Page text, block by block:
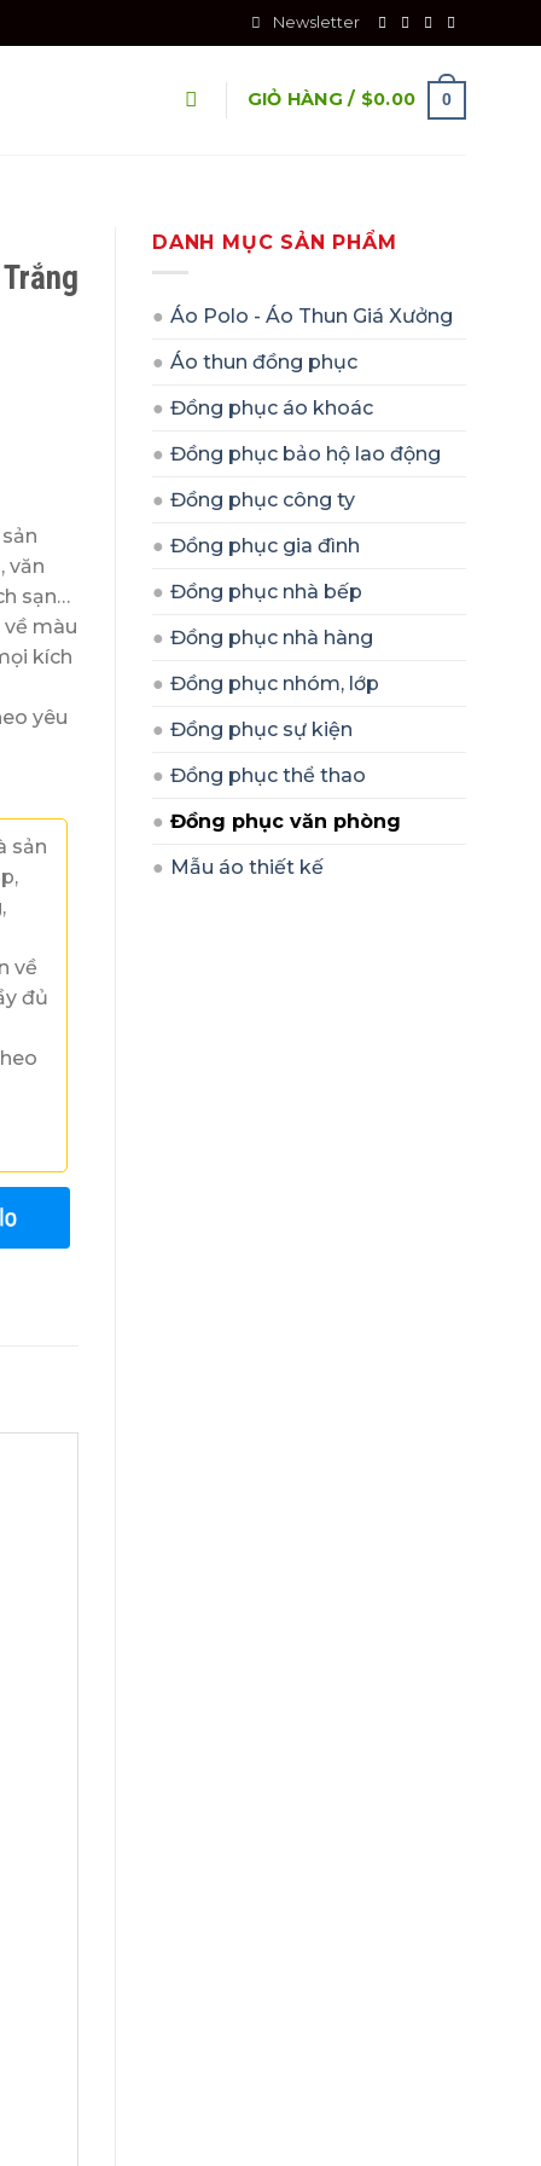
Newsletter
GIỎ HÀNG / $0.00 0
DANH MỤC SẢN PHẨM
Áo Polo - Áo Thun Giá Xưởng
Áo thun đồng phục
Đồng phục áo khoác
Đồng phục bảo hộ lao động
Đồng phục công ty
Đồng phục gia đình
Đồng phục nhà bếp
Đồng phục nhà hàng
Đồng phục nhóm, lớp
Đồng phục sự kiện
Đồng phục thể thao
Đồng phục văn phòng
Mẫu áo thiết kế
văn
sạn…
màu
kích
yêu
sản
về
đủ